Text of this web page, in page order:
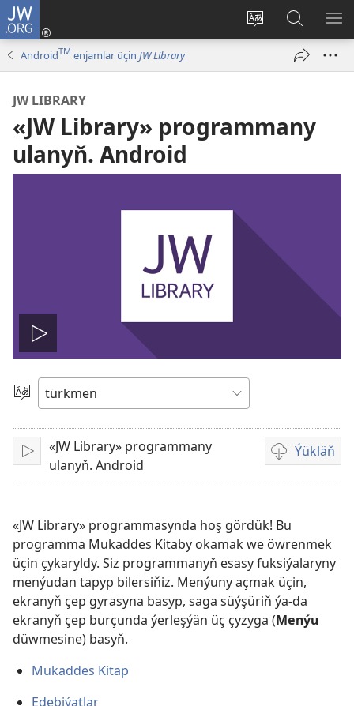
JW.ORG
Web-
Giriň
(täze
JW.ORG
web-
saýty
AndroidTM enjamlar üçin JW Library
JW LIBRARY
«JW Library» programmany
ulanyň. Android
Wideony
işlet
Dili
saýlaň
Işlet
«JW Library» programmany
ulanyň. Android
Ýükläň
ýüklemegiň
«JW Library» programmasynda hoş gördük! Bu
programma Mukaddes Kitaby okamak we öwrenmek
üçin çykaryldy. Siz programmanyň esasy fuksiýalaryny
menýudan tapyp bilersiňiz. Menýuny açmak üçin,
ekranyň çep gyrasyna basyp, saga süýşüriň ýa-da
ekranyň çep burçunda ýerleşýän üç çyzyga (Menýu
düwmesine) basyň.
Mukaddes Kitap
Edebiýatlar